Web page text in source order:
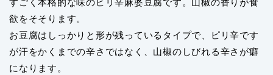
すごく本格的な味のピリ辛麻婆豆腐です。山椒の香りが食
欲をそそります。
お豆腐はしっかりと形が残っているタイプで、ピリ辛です
が汗をかくまでの辛さではなく、山椒のしびれる辛さが癖
になります。